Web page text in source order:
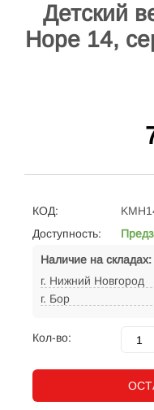
Детский
Hope 14,
КОД:
Доступность:
Наличие на складах:
г. Нижний Новгород
г. Бор
Кол-во: